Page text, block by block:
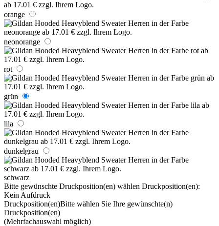
orange
neonorange
rot
grün
lila
dunkelgrau
schwarz
Bitte gewünschte Druckposition(en) wählen Druckposition(en):
Kein Aufdruck
Druckposition(en)Bitte wählen Sie Ihre gewünschte(n)
Druckposition(en)
(Mehrfachauswahl möglich)